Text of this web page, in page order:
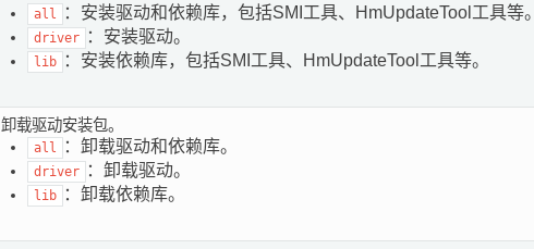
all ：安装驱动和依赖库，包括SMI工具、HmUpdateTool工具等。
driver ：安装驱动。
lib ：安装依赖库，包括SMI工具、HmUpdateTool工具等。
卸载驱动安装包。
all ：卸载驱动和依赖库。
driver ：卸载驱动。
lib ：卸载依赖库。